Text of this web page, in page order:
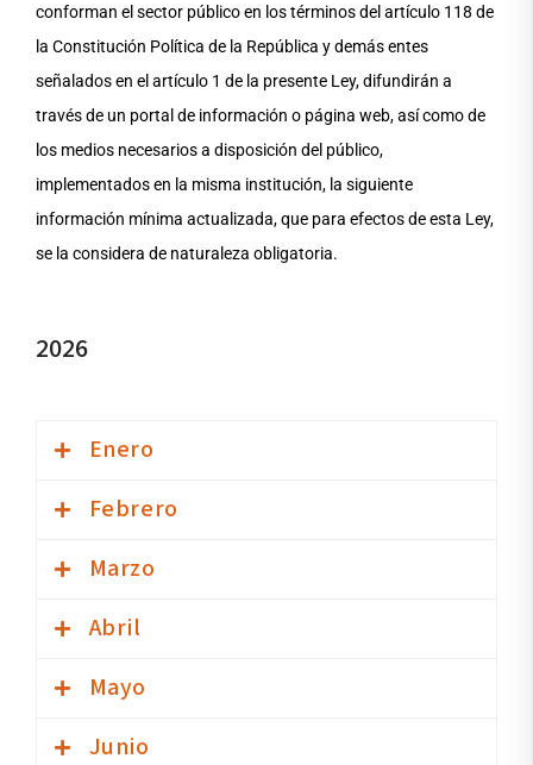
conforman el sector público en los términos del artículo 118 de
la Constitución Política de la República y demás entes
señalados en el artículo 1 de la presente Ley, difundirán a
través de un portal de información o página web, así como de
los medios necesarios a disposición del público,
implementados en la misma institución, la siguiente
información mínima actualizada, que para efectos de esta Ley,
se la considera de naturaleza obligatoria.
2026
Enero
Transparencia activa (Portal Nacional de Transparencia)
Febrero
Transparencia activa (Portal Nacional de Transparencia)
Marzo
Transparencia activa (Portal Nacional de Transparencia)
Abril
Transparencia activa (Portal Nacional de Transparencia)
Mayo
Junio